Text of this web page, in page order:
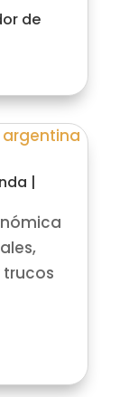
de
|
trucos